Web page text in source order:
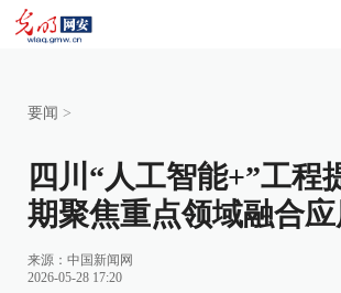
要闻 >
四川“人工智能+”工程
期聚焦重点领域融合应
来源： 中国新闻网
2026-05-28 17:20